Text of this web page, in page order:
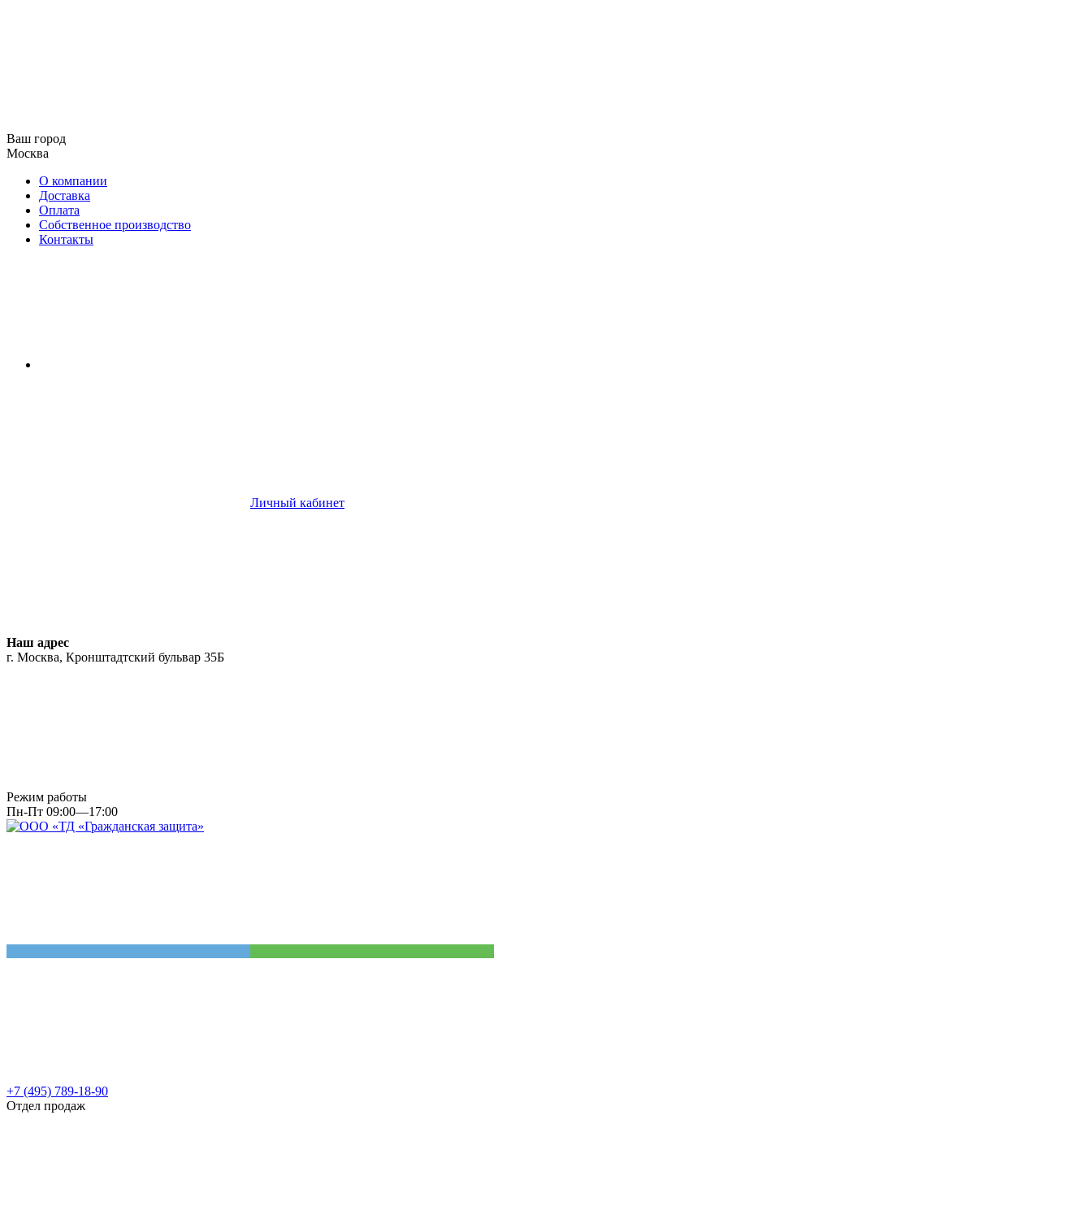
Ваш город
Москва
О компании
Доставка
Оплата
Собственное производство
Контакты
Личный кабинет
Наш адрес
г. Москва, Кронштадтский бульвар 35Б
Режим работы
Пн-Пт 09:00—17:00
+7 (495) 789-18-90
Отдел продаж